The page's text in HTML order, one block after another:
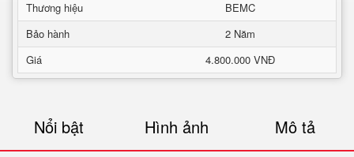
Thương hiệu
BEMC
Bảo hành
2 Năm
Giá
4.800.000 VNĐ
Nổi bật Hình ảnh Mô tả